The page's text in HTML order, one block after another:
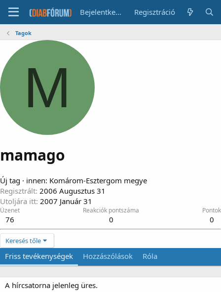
Bejelentkezés Regisztráció
Tagok
M
mamago
Új tag · innen: Komárom-Esztergom megye
Regisztrált 2006 Augusztus 31
Utoljára itt 2007 Január 31
Üzenet
76
Reakciók pontszáma
0
Pontok
0
Keresés tőle
Friss tevékenységek Hozzászólások Róla
A hírcsatorna jelenleg üres.